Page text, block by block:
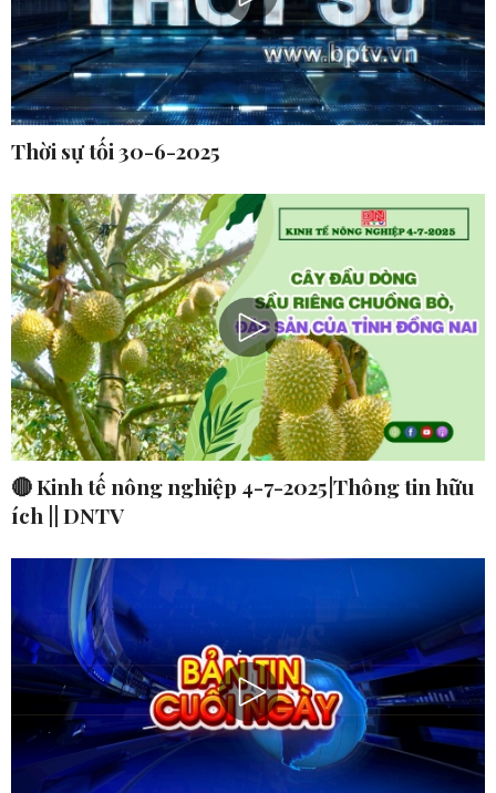
Thời sự tối 30-6-2025
🔴 Kinh tế nông nghiệp 4-7-2025|Thông tin hữu
ích || DNTV